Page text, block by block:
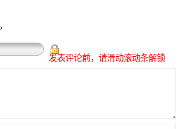
发表评论前，请滑动滚动条解锁